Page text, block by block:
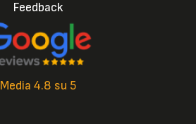
Feedback
Media 4.8 su 5